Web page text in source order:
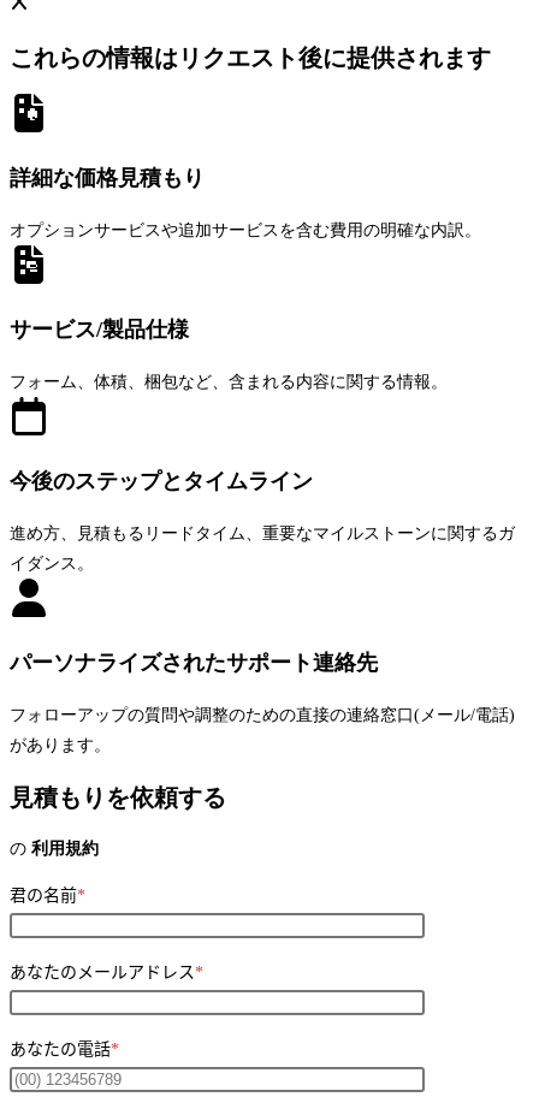
これらの情報はリクエスト後に提供されます
詳細な価格見積もり
オプションサービスや追加サービスを含む費用の明確な内訳。
サービス/製品仕様
フォーム、体積、梱包など、含まれる内容に関する情報。
今後のステップとタイムライン
進め方、見積もるリードタイム、重要なマイルストーンに関するガ
イダンス。
パーソナライズされたサポート連絡先
フォローアップの質問や調整のための直接の連絡窓口(メール/電話)
があります。
見積もりを依頼する
の 利用規約
君の名前*
あなたのメールアドレス*
あなたの電話*